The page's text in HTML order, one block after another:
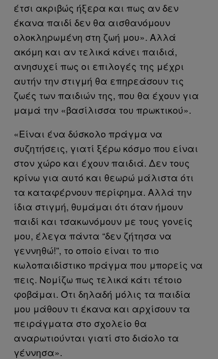
έτσι ακριβώς ήξερα και πως αν δεν
έκανα παιδί δεν θα αισθανόμουν
ολοκληρωμένη στη ζωή μου». Αλλά
ακόμη και αν τελικά κάνει παιδιά,
ανησυχεί πως οι επιλογές της μέχρι
αυτήν την στιγμή θα επηρεάσουν τις
ζωές των παιδιών της, που θα έχουν για
μαμά την «βασίλισσα του πρωκτικού».
«Είναι ένα δύσκολο πράγμα να
συζητήσεις, γιατί ξέρω κόσμο που είναι
στον χώρο και έχουν παιδιά. Δεν τους
κρίνω για αυτό και θεωρώ μάλιστα ότι
τα καταφέρνουν περίφημα. Αλλά την
ίδια στιγμή, θυμάμαι ότι όταν ήμουν
παιδί και τσακωνόμουν με τους γονείς
μου, έλεγα πάντα “δεν ζήτησα να
γεννηθώ!”, το οποίο είναι το πιο
κωλοπαιδίστικο πράγμα που μπορείς να
πεις. Νομίζω πως τελικά κάτι τέτοιο
φοβάμαι. Ότι δηλαδή μόλις τα παιδία
μου μάθουν τι έκανα και αρχίσουν τα
πειράγματα στο σχολείο θα
αναρωτιούνται γιατί στο διάολο τα
γέννησα».